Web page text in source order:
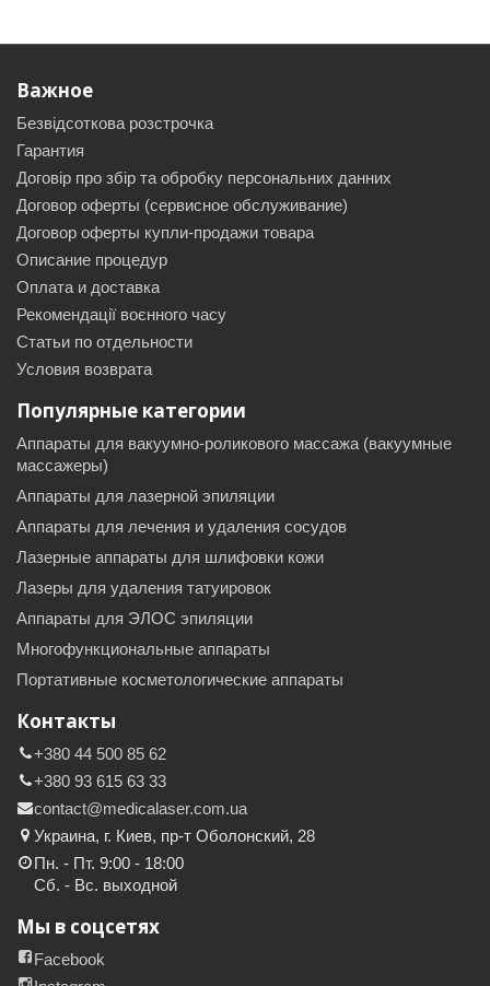
Важное
Безвідсоткова розстрочка
Гарантия
Договір про збір та обробку персональних данних
Договор оферты (сервисное обслуживание)
Договор оферты купли-продажи товара
Описание процедур
Оплата и доставка
Рекомендації воєнного часу
Статьи по отдельности
Условия возврата
Популярные категории
Аппараты для вакуумно-роликового массажа (вакуумные
массажеры)
Аппараты для лазерной эпиляции
Аппараты для лечения и удаления сосудов
Лазерные аппараты для шлифовки кожи
Лазеры для удаления татуировок
Аппараты для ЭЛОС эпиляции
Многофункциональные аппараты
Портативные косметологические аппараты
Контакты
+380 44 500 85 62
+380 93 615 63 33
contact@medicalaser.com.ua
Украина, г. Киев, пр-т Оболонский, 28
Пн. - Пт. 9:00 - 18:00
Сб. - Вс. выходной
Мы в соцсетях
Facebook